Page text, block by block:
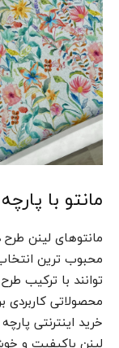
مانتو با
مانتوهای لینن
محبوب ترین
توانند با ترکیب
محصولاتی کاربردی
خرید اینترنتی
لینن باکیفیت و